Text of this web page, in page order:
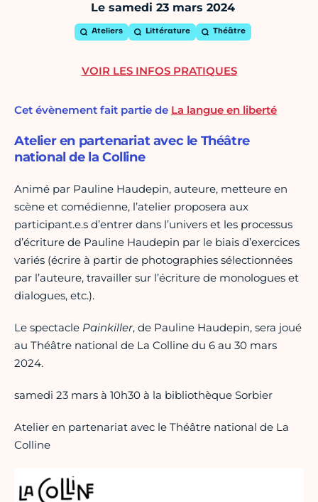
Le samedi 23 mars 2024
Ateliers Littérature Théâtre
Cet évènement fait partie de La langue en liberté
Atelier en partenariat avec le Théâtre
national de la Colline
Animé par Pauline Haudepin, auteure, metteure en
scène et comédienne, l’atelier proposera aux
participant.e.s d’entrer dans l’univers et les processus
d’écriture de Pauline Haudepin par le biais d’exercices
variés (écrire à partir de photographies sélectionnées
par l’auteure, travailler sur l’écriture de monologues et
dialogues, etc.).
Le spectacle Painkiller, de Pauline Haudepin, sera joué
au Théâtre national de La Colline du 6 au 30 mars
2024.
samedi 23 mars à 10h30 à la bibliothèque Sorbier
Atelier en partenariat avec le Théâtre national de La
Colline
VOIR LES INFOS PRATIQUES